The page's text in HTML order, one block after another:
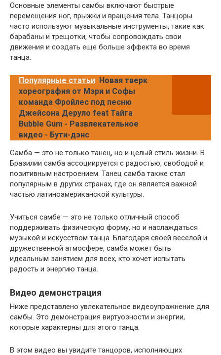
Основные элементы самбы включают быстрые
перемещения ног, прыжки и вращения тела. Танцоры
часто используют музыкальные инструменты, такие как
барабаны и трещотки, чтобы сопровождать свои
движения и создать еще больше эффекта во время
танца.
Популярные статьи Новая тверк
хореография от Мэри и Софы
команда Фройлес под песню
Джейсона Деруло feat Тайга
Bubble Gum - Развлекательное
видео - Бути-дэнс
Самба — это не только танец, но и целый стиль жизни. В
Бразилии самба ассоциируется с радостью, свободой и
позитивным настроением. Танец самба также стал
популярным в других странах, где он является важной
частью латиноамериканской культуры.
Учиться самбе — это не только отличный способ
поддерживать физическую форму, но и наслаждаться
музыкой и искусством танца. Благодаря своей веселой и
дружественной атмосфере, самба может быть
идеальным занятием для всех, кто хочет испытать
радость и энергию танца.
Видео демонстрация
Ниже представлено увлекательное видеоупражнение для
самбы. Это демонстрация виртуозности и энергии,
которые характерны для этого танца.
В этом видео вы увидите танцоров, исполняющих